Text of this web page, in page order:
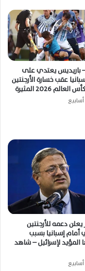
باريديس يعتدي على
عقب خسارة الأرجنتين
2026 المثيرة
دعمه للأرجنتين
إسبانيا بسبب
لإسرائيل – شاهد